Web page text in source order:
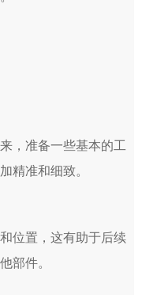
，准备一些基本的工
精准和细致。
位置，这有助于后续
部件。